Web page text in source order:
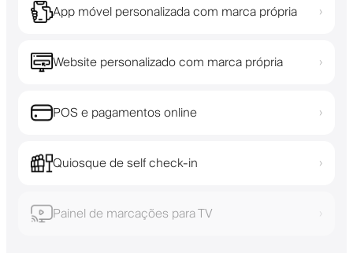
App móvel personalizada com marca própria ›
Website personalizado com marca própria ›
POS e pagamentos online ›
Quiosque de self check-in ›
Painel de marcações para TV ›